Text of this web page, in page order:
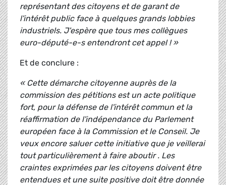
représentant des citoyens et de garant de
l'intérêt public face à quelques grands lobbies
industriels. J'espère que tous mes collègues
euro-député-e-s entendront cet appel ! »
Et de conclure :
« Cette démarche citoyenne auprès de la
commission des pétitions est un acte politique
fort, pour la défense de l'intérêt commun et la
réaffirmation de l'indépendance du Parlement
européen face à la Commission et le Conseil. Je
veux encore saluer cette initiative que je veillerai
tout particulièrement à faire aboutir . Les
craintes exprimées par les citoyens doivent être
entendues et une suite positive doit être donnée